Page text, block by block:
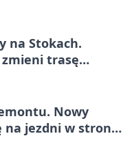
na Stokach.
trasę
Nowy
na jezdni w stronę